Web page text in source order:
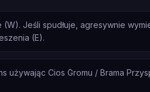
Jeśli spudłuje, agresywnie
(E).
używając Cios Gromu / Brama